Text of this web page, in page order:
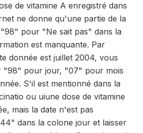
de vitamine A enregistré dans
ne donne qu'une partie de la
pour "Ne sait pas" dans la
est manquante. Par
donnée est juillet 2004, vous
"98" pour jour, "07" pour mois
S'il est mentionné dans la
ou uiune dose de vitamine
mais la date n'est pas
dans la colone jour et laisser